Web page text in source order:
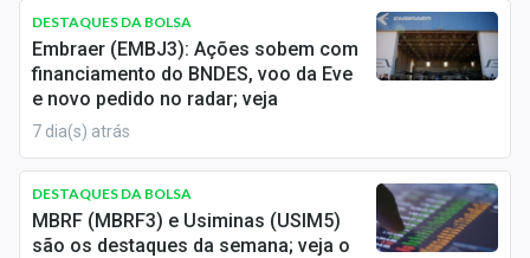
Economia
Empresas
Brasil
Política
Colunas
DESTAQUES DA BOLSA
Embraer (EMBJ3): Ações sobem com
financiamento do BNDES, voo da Eve
e novo pedido no radar; veja
7 dia(s) atrás
DESTAQUES DA BOLSA
MBRF (MBRF3) e Usiminas (USIM5)
são os destaques da semana; veja o